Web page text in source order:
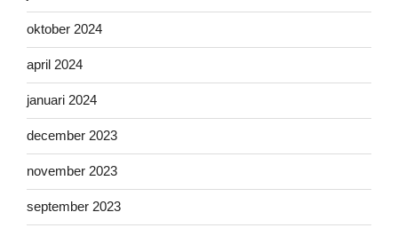
oktober 2024
april 2024
januari 2024
december 2023
november 2023
september 2023